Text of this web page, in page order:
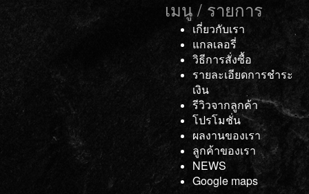
เมนู / รายการ
เกี่ยวกับเรา
แกลเลอรี่
วิธีการสั่งซื้อ
รายละเอียดการชำระ
เงิน
รีวิวจากลูกค้า
โปรโมชั่น
ผลงานของเรา
ลูกค้าของเรา
NEWS
Google maps